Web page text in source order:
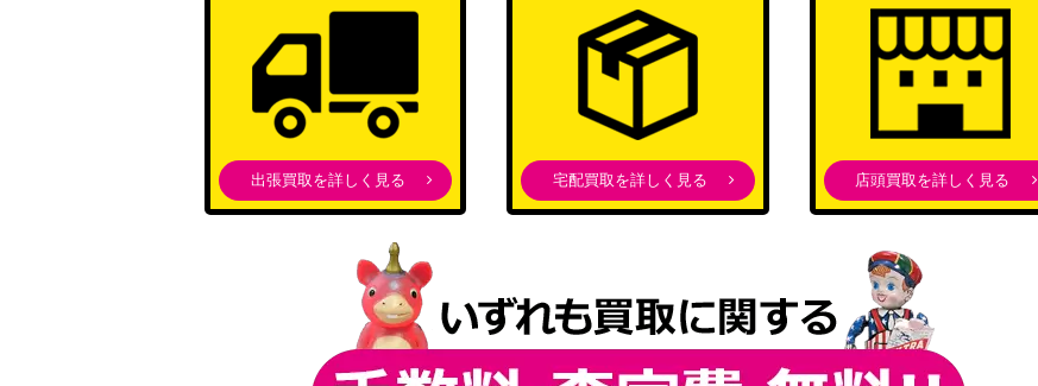
リリエル 天使衣装/リリサ（SR★★/パラレル）【UA33BT/NG
R-1-030】
月岡 恋鐘（SR★★★/パラレル）【EX03BT/IMS-2-046】
ニーカラーズ Vol.2ズ）
四ノ宮 キコル（SR★★/パラレル）【UA28BT/KJ8-1-020】
バンダイ
（怪獣８号）
4,000
ミリエラ 衛生小隊/美花莉（SR★★/パラレル）【UA33BT/NG
出雲 風子（SR★★★/パラレル）【UA25BT/AND-1-050】
バンダイ
（アンデッドアンラック）
バンダイ
出張買取を詳しく見る 宅配買取を詳しく見る 店頭買取を詳しく見る